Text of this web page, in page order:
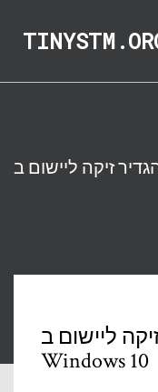
ליישום ב-
Windows 10